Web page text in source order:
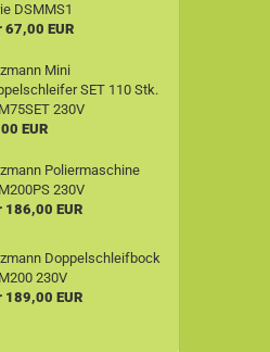
DSMMS1
67,00 EUR
Mini
SET 110 Stk.
230V
EUR
Poliermaschine
230V
186,00 EUR
Doppelschleifbock
230V
189,00 EUR